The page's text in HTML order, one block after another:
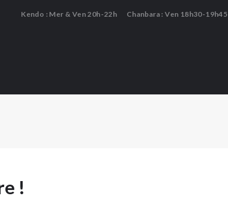
Kendo : Mer & Ven 20h-22h Chanbara : Ven 18h30-19h45
!